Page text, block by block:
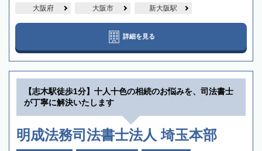
大阪府 大阪市 新大阪駅
詳細を見る
【志木駅徒歩1分】十人十色の相続のお悩みを、司法書士
が丁寧に解決いたします
明成法務司法書士法人 埼玉本部